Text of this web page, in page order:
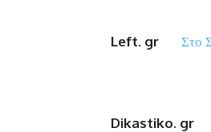
Left. gr Στο
Dikastiko. gr